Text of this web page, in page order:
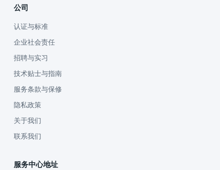
公司
认证与标准
企业社会责任
招聘与实习
技术贴士与指南
服务条款与保修
隐私政策
关于我们
联系我们
服务中心地址